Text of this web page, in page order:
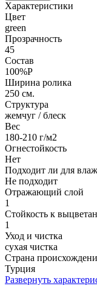
Характеристики
Цвет
green
Прозрачность
45
Состав
100%P
Ширина ролика
250 см.
Структура
жемчуг / блеск
Вес
180-210 г/м2
Огнестойкость
Нет
Подходит ли для
Не подходит
Отражающий слой
1
Стойкость к
1
Уход и чистка
сухая чистка
Страна
Турция
Развернуть